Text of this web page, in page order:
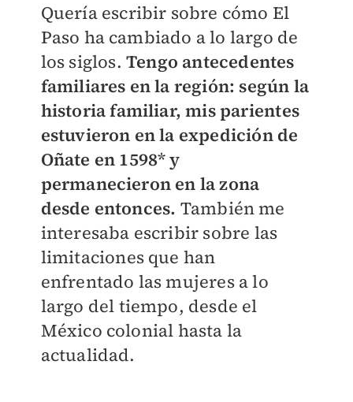
Quería escribir sobre cómo El
Paso ha cambiado a lo largo de
los siglos. Tengo antecedentes
familiares en la región: según la
historia familiar, mis parientes
estuvieron en la expedición de
Oñate en 1598* y
permanecieron en la zona
desde entonces. También me
interesaba escribir sobre las
limitaciones que han
enfrentado las mujeres a lo
largo del tiempo, desde el
México colonial hasta la
actualidad.